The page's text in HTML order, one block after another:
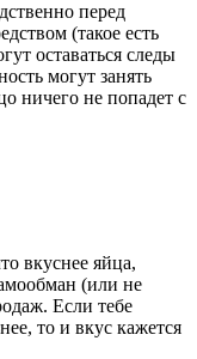
перед
(такое есть
оставаться следы
могут занять
ничего не попадет с
вкуснее яйца,
(или не
Если тебе
то и вкус кажется